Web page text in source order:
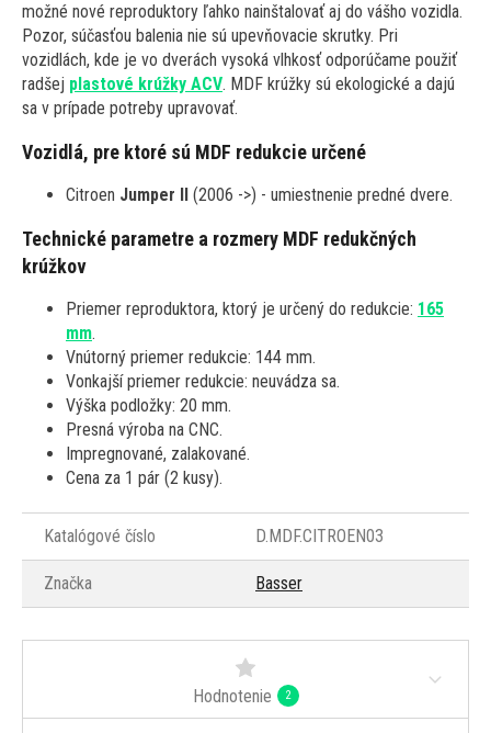
možné nové reproduktory ľahko nainštalovať aj do vášho vozidla.
Pozor, súčasťou balenia nie sú upevňovacie skrutky. Pri
vozidlách, kde je vo dverách vysoká vlhkosť odporúčame použiť
radšej plastové krúžky ACV. MDF krúžky sú ekologické a dajú
sa v prípade potreby upravovať.
Vozidlá, pre ktoré sú MDF redukcie určené
Citroen Jumper II (2006 ->) - umiestnenie predné dvere.
Technické parametre a rozmery MDF redukčných
krúžkov
Priemer reproduktora, ktorý je určený do redukcie: 165
mm.
Vnútorný priemer redukcie: 144 mm.
Vonkajší priemer redukcie: neuvádza sa.
Výška podložky: 20 mm.
Presná výroba na CNC.
Impregnované, zalakované.
Cena za 1 pár (2 kusy).
Katalógové číslo D.MDF.CITROEN03
Značka Basser
Hodnotenie 2